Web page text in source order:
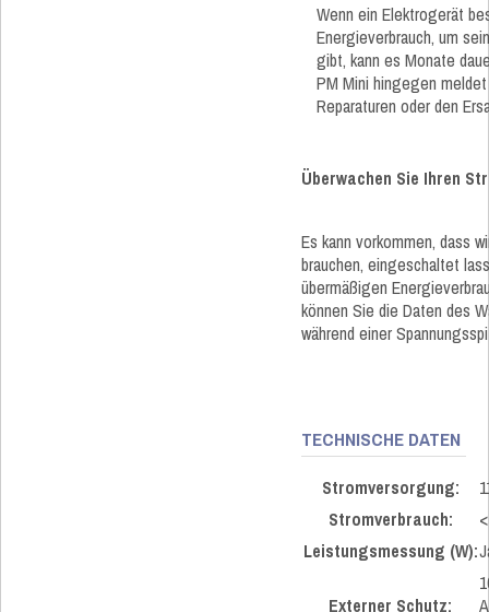
Wenn ein Elektrogerät
Energieverbrauch, um
gibt, kann es Monate
PM Mini hingegen
Reparaturen oder den
Überwachen Sie Ihren
Es kann vorkommen, dass
brauchen, eingeschaltet
übermäßigen
können Sie die Daten des
während einer
TECHNISCHE DATEN
Stromversorgung:
Stromverbrauch:
Leistungsmessung (W):
Externer Schutz: